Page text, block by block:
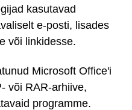
kasutavad
e-posti, lisades
või linkidesse.
Microsoft Office'i
või RAR-arhiive,
programme.